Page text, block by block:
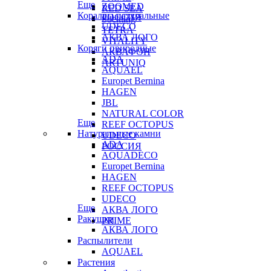
RED SEA
Sochting
TETRA
VITALITY
АКВАФОН
ARTUNIQ
ZOOMED
РОССИЯ
Еще
Кораллы натуральные
UDECO
АКВА ЛОГО
Коряги природные
ADA
AQUAEL
Europet Bernina
HAGEN
JBL
NATURAL COLOR
REEF OCTOPUS
UDECO
РОССИЯ
Еще
Натуральные камни
ADA
AQUADECO
Europet Bernina
HAGEN
REEF OCTOPUS
UDECO
АКВА ЛОГО
PRIME
Еще
Ракушки
АКВА ЛОГО
Распылители
AQUAEL
Растения